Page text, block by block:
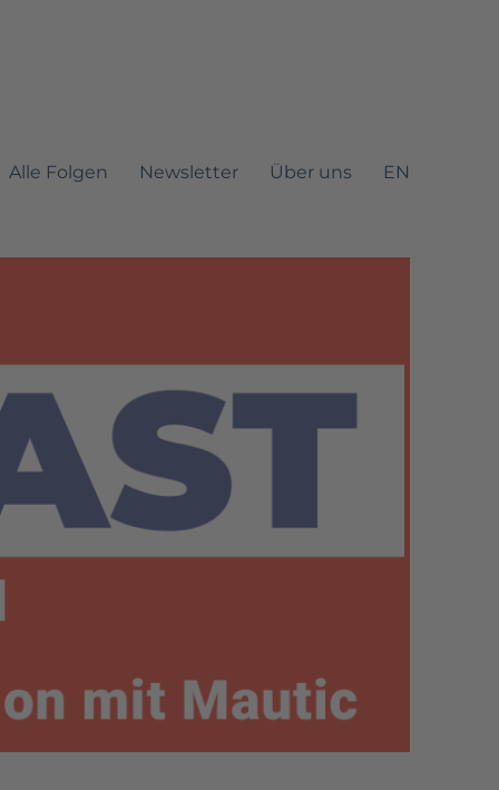
Alle Folgen Newsletter Über uns EN